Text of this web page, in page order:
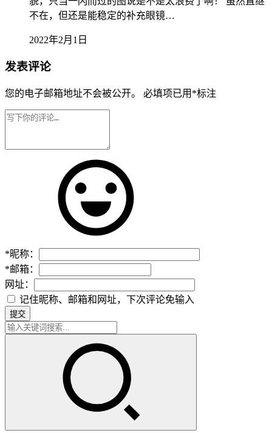
不在，但还是能稳定的补充眼镜…
2022年2月1日
发表评论
您的电子邮箱地址不会被公开。 必填项已用 *标注
*昵称：
*邮箱：
网址：
记住昵称、邮箱和网址，下次评论免输入
提交